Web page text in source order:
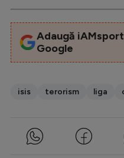
Adaugă
Google
isis terorism liga